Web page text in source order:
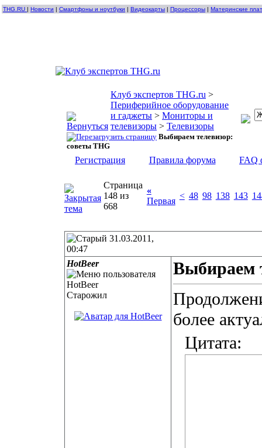
THG.RU | Новости | Смартфоны и ноутбуки | Видеокарты | Процессоры | Материнские
Клуб экспертов THG.ru >
Периферийное оборудование
и гаджеты > Мониторы и
телевизоры > Телевизоры
Выбираем телевизор:
советы THG
Регистрация Правила форума FAQ
Страница
148 из
668
«
Первая
< 48 98 138 143
31.03.2011,
00:47
HotBeer
Старожил
Выбираем
более
Цитата: